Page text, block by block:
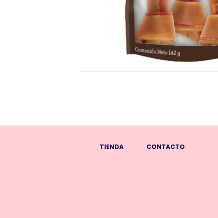
TIENDA CONTACTO